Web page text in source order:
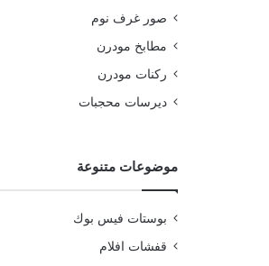
صور غرف نوم
مطابخ مودرن
ركنات مودرن
ديرسات محجبات
موضوعات متنوعة
بوستات فيس بوك
قفشات افلام